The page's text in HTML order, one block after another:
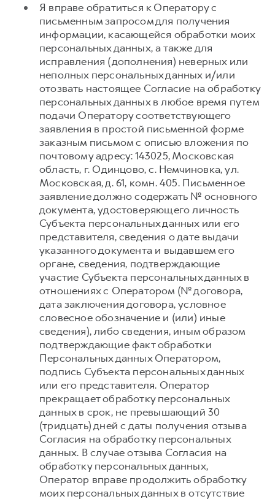
Я вправе обратиться к Оператору с
письменным запросом для получения
информации, касающейся обработки моих
персональных данных, а также для
исправления (дополнения) неверных или
неполных персональных данных и/или
отозвать настоящее Согласие на обработку
персональных данных в любое время путем
подачи Оператору соответствующего
заявления в простой письменной форме
заказным письмом с описью вложения по
почтовому адресу: 143025, Московская
область, г. Одинцово, с. Немчиновка, ул.
Московская, д. 61, комн. 405. Письменное
заявление должно содержать № основного
документа, удостоверяющего личность
Субъекта персональных данных или его
представителя, сведения о дате выдачи
указанного документа и выдавшем его
органе, сведения, подтверждающие
участие Субъекта персональных данных в
отношениях с Оператором (№ договора,
дата заключения договора, условное
словесное обозначение и (или) иные
сведения), либо сведения, иным образом
подтверждающие факт обработки
Персональных данных Оператором,
подпись Субъекта персональных данных
или его представителя. Оператор
прекращает обработку персональных
данных в срок, не превышающий 30
(тридцать) дней с даты получения отзыва
Согласия на обработку персональных
данных. В случае отзыва Согласия на
обработку персональных данных,
Оператор вправе продолжить обработку
моих персональных данных в отсутствие